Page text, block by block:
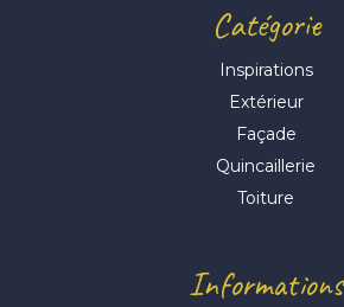
Catégorie
Inspirations
Extérieur
Façade
Quincaillerie
Toiture
Informations